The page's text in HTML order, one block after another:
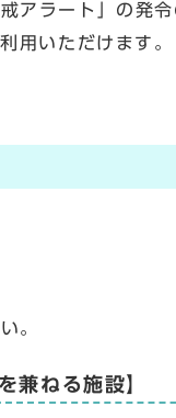
アラート」の発
用いただけます。
。
兼ねる施設】